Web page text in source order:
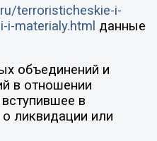
terroristicheskie-i-
materialy.html данные
объединений и
в отношении
в
ликвидации или